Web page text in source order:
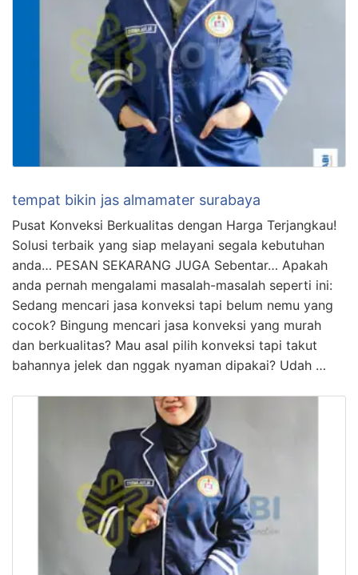
tempat bikin jas almamater surabaya
Pusat Konveksi Berkualitas dengan Harga Terjangkau!
Solusi terbaik yang siap melayani segala kebutuhan
anda… PESAN SEKARANG JUGA Sebentar… Apakah
anda pernah mengalami masalah-masalah seperti ini:
Sedang mencari jasa konveksi tapi belum nemu yang
cocok? Bingung mencari jasa konveksi yang murah
dan berkualitas? Mau asal pilih konveksi tapi takut
bahannya jelek dan nggak nyaman dipakai? Udah …